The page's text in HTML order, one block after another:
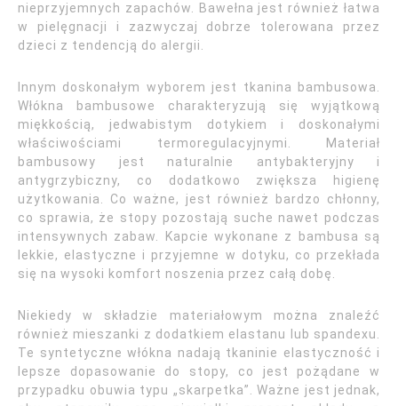
nieprzyjemnych zapachów. Bawełna jest również łatwa
w pielęgnacji i zazwyczaj dobrze tolerowana przez
dzieci z tendencją do alergii.
Innym doskonałym wyborem jest tkanina bambusowa.
Włókna bambusowe charakteryzują się wyjątkową
miękkością, jedwabistym dotykiem i doskonałymi
właściwościami termoregulacyjnymi. Materiał
bambusowy jest naturalnie antybakteryjny i
antygrzybiczny, co dodatkowo zwiększa higienę
użytkowania. Co ważne, jest również bardzo chłonny,
co sprawia, że stopy pozostają suche nawet podczas
intensywnych zabaw. Kapcie wykonane z bambusa są
lekkie, elastyczne i przyjemne w dotyku, co przekłada
się na wysoki komfort noszenia przez całą dobę.
Niekiedy w składzie materiałowym można znaleźć
również mieszanki z dodatkiem elastanu lub spandexu.
Te syntetyczne włókna nadają tkaninie elastyczność i
lepsze dopasowanie do stopy, co jest pożądane w
przypadku obuwia typu „skarpetka”. Ważne jest jednak,